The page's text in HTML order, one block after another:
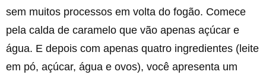
sem muitos processos em volta do fogão. Comece
pela calda de caramelo que vão apenas açúcar e
água. E depois com apenas quatro ingredientes (leite
em pó, açúcar, água e ovos), você apresenta um